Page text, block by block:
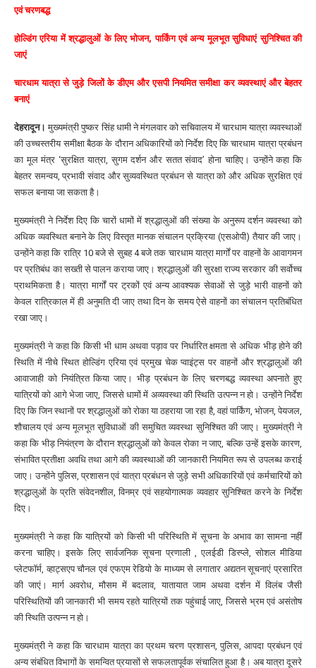
एवं चरणबद्ध
होल्डिंग एरिया में श्रद्धालुओं के लिए भोजन, पार्किंग एवं अन्य मूलभूत सुविधाएं सुनिश्चित की
जाएं
चारधाम यात्रा से जुड़े जिलों के डीएम और एसपी नियमित समीक्षा कर व्यवस्थाएं और बेहतर
बनाएं
देहरादून। मुख्यमंत्री पुष्कर सिंह धामी ने मंगलवार को सचिवालय में चारधाम यात्रा व्यवस्थाओं
की उच्चस्तरीय समीक्षा बैठक के दौरान अधिकारियों को निर्देश दिए कि चारधाम यात्रा प्रबंधन
का मूल मंत्र ‘सुरक्षित यात्रा, सुगम दर्शन और सतत संवाद’ होना चाहिए। उन्होंने कहा कि
बेहतर समन्वय, प्रभावी संवाद और सुव्यवस्थित प्रबंधन से यात्रा को और अधिक सुरक्षित एवं
सफल बनाया जा सकता है।
मुख्यमंत्री ने निर्देश दिए कि चारों धामों में श्रद्धालुओं की संख्या के अनुरूप दर्शन व्यवस्था को
अधिक व्यवस्थित बनाने के लिए विस्तृत मानक संचालन प्रक्रिया (एसओपी) तैयार की जाए।
उन्होंने कहा कि रात्रि 10 बजे से सुबह 4 बजे तक चारधाम यात्रा मार्गों पर वाहनों के आवागमन
पर प्रतिबंध का सख्ती से पालन कराया जाए। श्रद्धालुओं की सुरक्षा राज्य सरकार की सर्वोच्च
प्राथमिकता है। यात्रा मार्गों पर ट्रकों एवं अन्य आवश्यक सेवाओं से जुड़े भारी वाहनों को
केवल रात्रिकाल में ही अनुमति दी जाए तथा दिन के समय ऐसे वाहनों का संचालन प्रतिबंधित
रखा जाए।
मुख्यमंत्री ने कहा कि किसी भी धाम अथवा पड़ाव पर निर्धारित क्षमता से अधिक भीड़ होने की
स्थिति में नीचे स्थित होल्डिंग एरिया एवं प्रमुख चेक प्वाइंट्स पर वाहनों और श्रद्धालुओं की
आवाजाही को नियंत्रित किया जाए। भीड़ प्रबंधन के लिए चरणबद्ध व्यवस्था अपनाते हुए
यात्रियों को आगे भेजा जाए, जिससे धामों में अव्यवस्था की स्थिति उत्पन्न न हो। उन्होंने निर्देश
दिए कि जिन स्थानों पर श्रद्धालुओं को रोका या ठहराया जा रहा है, वहां पार्किंग, भोजन, पेयजल,
शौचालय एवं अन्य मूलभूत सुविधाओं की समुचित व्यवस्था सुनिश्चित की जाए। मुख्यमंत्री ने
कहा कि भीड़ नियंत्रण के दौरान श्रद्धालुओं को केवल रोका न जाए, बल्कि उन्हें इसके कारण,
संभावित प्रतीक्षा अवधि तथा आगे की व्यवस्थाओं की जानकारी नियमित रूप से उपलब्ध कराई
जाए। उन्होंने पुलिस, प्रशासन एवं यात्रा प्रबंधन से जुड़े सभी अधिकारियों एवं कर्मचारियों को
श्रद्धालुओं के प्रति संवेदनशील, विनम्र एवं सहयोगात्मक व्यवहार सुनिश्चित करने के निर्देश
दिए।
मुख्यमंत्री ने कहा कि यात्रियों को किसी भी परिस्थिति में सूचना के अभाव का सामना नहीं
करना चाहिए। इसके लिए सार्वजनिक सूचना प्रणाली , एलईडी डिस्प्ले, सोशल मीडिया
प्लेटफॉर्म, व्हाट्सएप चौनल एवं एफएम रेडियो के माध्यम से लगातार अद्यतन सूचनाएं प्रसारित
की जाएं। मार्ग अवरोध, मौसम में बदलाव, यातायात जाम अथवा दर्शन में विलंब जैसी
परिस्थितियों की जानकारी भी समय रहते यात्रियों तक पहुंचाई जाए, जिससे भ्रम एवं असंतोष
की स्थिति उत्पन्न न हो।
मुख्यमंत्री ने कहा कि चारधाम यात्रा का प्रथम चरण प्रशासन, पुलिस, आपदा प्रबंधन एवं
अन्य संबंधित विभागों के समन्वित प्रयासों से सफलतापूर्वक संचालित हुआ है। अब यात्रा दूसरे